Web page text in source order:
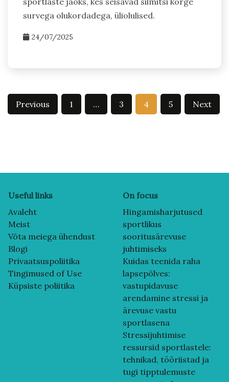
survega olukordadega, üliolulised.
24/07/2025
Posts
Previous 1 … 3 4 5 Next
Useful links
Avaleht
Meist
Võta meiega ühendust
Blogi
Privaatsuspoliitika
Tingimused of Use
Küpsiste poliitika
On focus
Hingamisharjutused
sportlikus
sooritusärevuse
juhtimiseks
Kuidas teenida raha
lapsepõlves:
vastupidavuse
arendamine stressi ja
ärevuse vastu
sportlasena
Stressijuhtimise
ressursid sportlastele:
tehnikad, tööriistad ja
tugi tipptulemuste